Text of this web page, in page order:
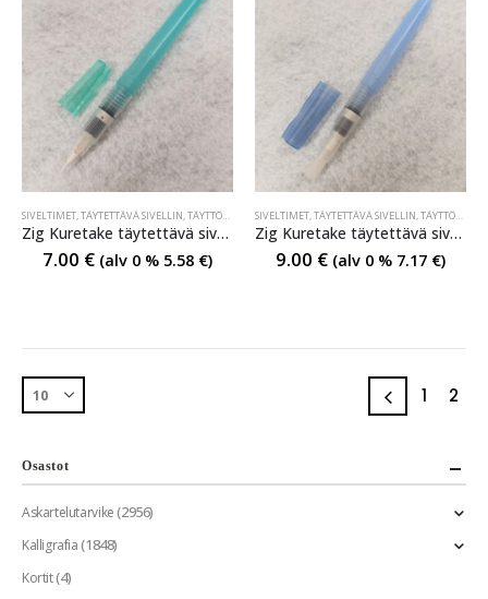
SIVELTIMET,TÄYTETTÄVÄ SIVELLIN,TÄYTTÖSIVELTIMET ,TÄYTTÖSIVELTIMET
Zig Kuretake täytettävä sivellin
7.00 € (alv 0 % 5.58 €)
SIVELTIMET,TÄYTETTÄVÄ SIVELLIN,TÄYTTÖSIVELTIMET
Zig Kuretake täytettävä sivellin
9.00 € (alv 0 % 7.17 €)
1 2
Osastot
Askartelutarvike(2956)
Kalligrafia(1848)
Kortit(4)